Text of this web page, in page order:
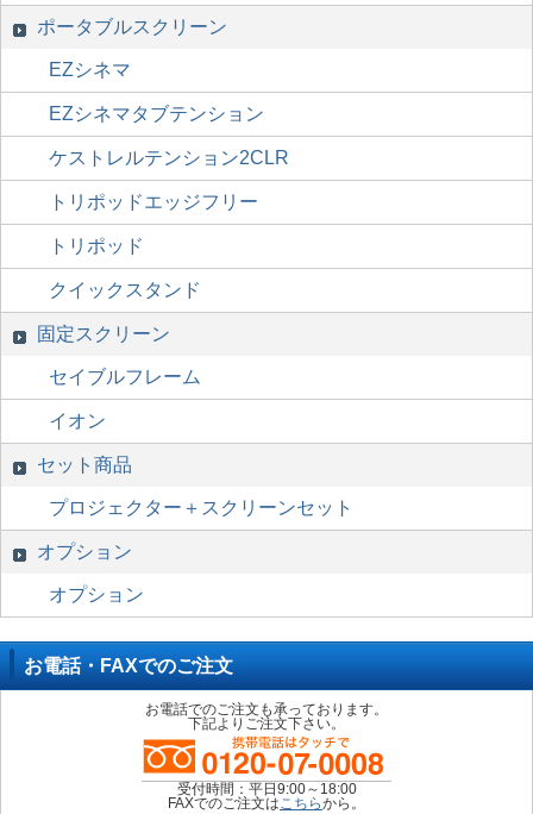
ポータブルスクリーン
EZシネマ
EZシネマタブテンション
ケストレルテンション2CLR
トリポッドエッジフリー
トリポッド
クイックスタンド
固定スクリーン
セイブルフレーム
イオン
セット商品
プロジェクター＋スクリーンセット
オプション
オプション
お電話・FAXでのご注文
お電話でのご注文も承っております。
下記よりご注文下さい。
受付時間：平日9:00～18:00
FAXでのご注文はこちらから。